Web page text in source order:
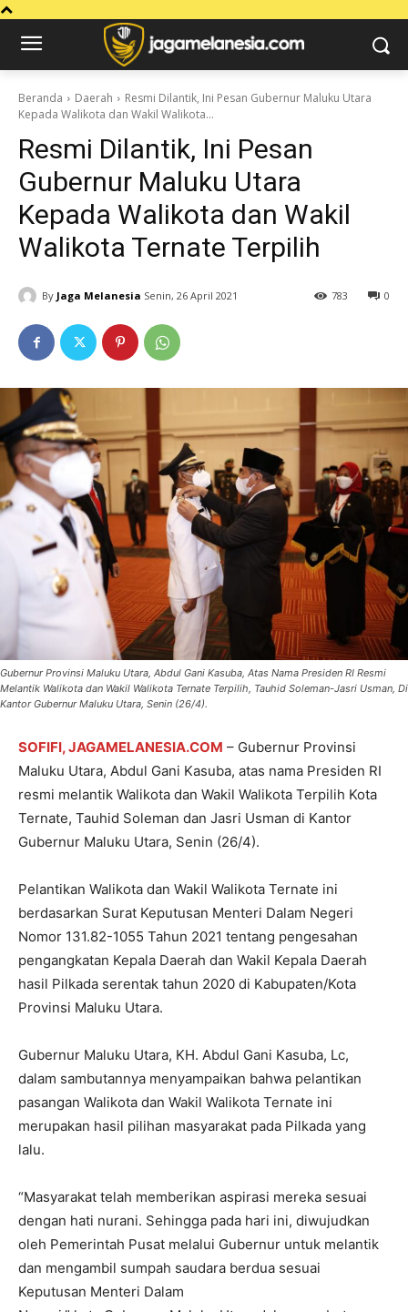
Beranda Daerah
Resmi Dilantik, Ini Pesan Gubernur Maluku Utara
Kepada Walikota dan Wakil Walikota...
Resmi Dilantik, Ini Pesan
Gubernur Maluku Utara
Kepada Walikota dan Wakil
Walikota Ternate Terpilih
By Jaga Melanesia Senin, 26 April 2021 0
783
Gubernur Provinsi Maluku Utara, Abdul Gani Kasuba, Atas Nama Presiden RI Resmi
Melantik Walikota dan Wakil Walikota Ternate Terpilih, Tauhid Soleman-Jasri Usman, Di
Kantor Gubernur Maluku Utara, Senin (26/4).
SOFIFI, JAGAMELANESIA.COM – Gubernur Provinsi
Maluku Utara, Abdul Gani Kasuba, atas nama Presiden RI
resmi melantik Walikota dan Wakil Walikota Terpilih Kota
Ternate, Tauhid Soleman dan Jasri Usman di Kantor
Gubernur Maluku Utara, Senin (26/4).
Pelantikan Walikota dan Wakil Walikota Ternate ini
berdasarkan Surat Keputusan Menteri Dalam Negeri
Nomor 131.82-1055 Tahun 2021 tentang pengesahan
pengangkatan Kepala Daerah dan Wakil Kepala Daerah
hasil Pilkada serentak tahun 2020 di Kabupaten/Kota
Provinsi Maluku Utara.
Gubernur Maluku Utara, KH. Abdul Gani Kasuba, Lc,
dalam sambutannya menyampaikan bahwa pelantikan
pasangan Walikota dan Wakil Walikota Ternate ini
merupakan hasil pilihan masyarakat pada Pilkada yang
lalu.
“Masyarakat telah memberikan aspirasi mereka sesuai
dengan hati nurani. Sehingga pada hari ini, diwujudkan
oleh Pemerintah Pusat melalui Gubernur untuk melantik
dan mengambil sumpah saudara berdua sesuai
Keputusan Menteri Dalam